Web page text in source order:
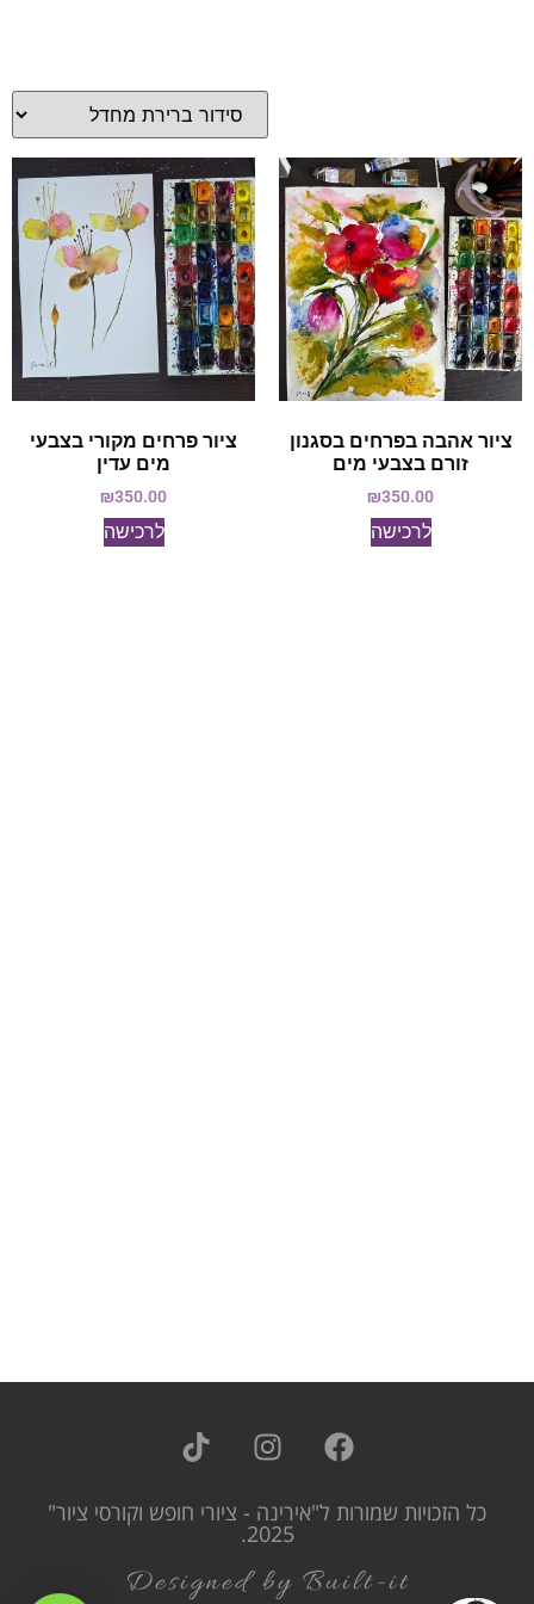
ציור אהבה בפרחים בסגנון
זורם בצבעי מים
₪350.00
לרכישה
ציור פרחים מקורי בצבעי
מים עדין
₪350.00
לרכישה
כל הזכויות שמורות ל"אירינה - ציורי חופש וקורסי ציור"
2025.
Designed by Built-it